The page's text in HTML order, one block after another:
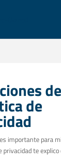
de
importante para
privacidad te